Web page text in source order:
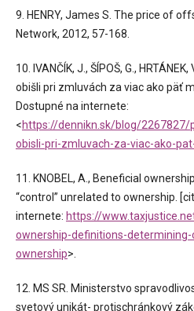
9. HENRY, James S. The price of
Network, 2012, 57-168.
10. IVANČÍK, J., ŠÍPOŠ, G.,
obišli pri zmluvách za viac ako päť
Dostupné na internete:
<https://dennikn.sk/blog/2267827/
obisli-pri-zmluvach-za-viac-ako-
11. KNOBEL, A., Beneficial
“control” unrelated to ownership.
internete: https://
ownership-definitions-
ownership>.
12. MS SR. Ministerstvo
svetový unikát- protischránkový